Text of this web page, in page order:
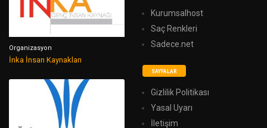
Organizasyon
İnka İnsan Kaynakları
Kurumsalhost
Saç Renkleri
Sadece.net
SAYFALAR
Gizlilik Politikası
Yasal Uyarı
İletişim